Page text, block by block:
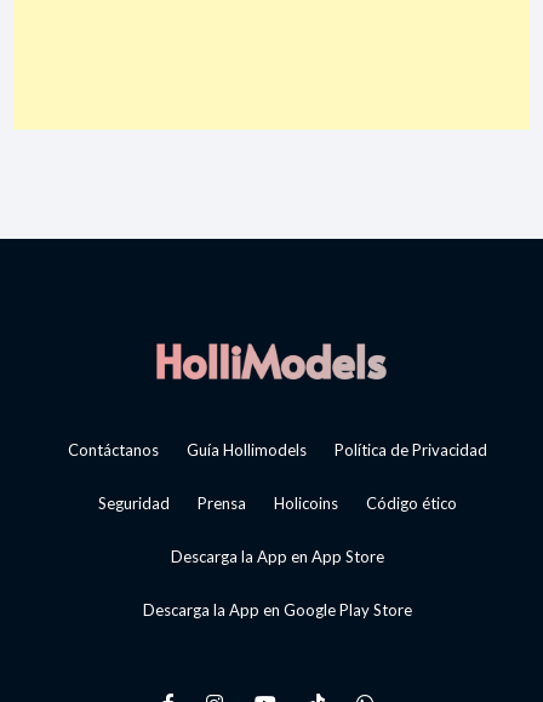
Contáctanos Guía Hollimodels Política de Privacidad
Seguridad Prensa Holicoins Código ético
Descarga la App en App Store
Descarga la App en Google Play Store